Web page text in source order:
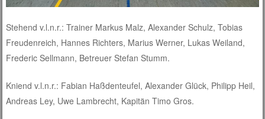
Stehend v.l.n.r.: Trainer Markus Malz, Alexander Schulz, Tobias
Freudenreich, Hannes Richters, Marius Werner, Lukas Weiland,
Frederic Sellmann, Betreuer Stefan Stumm.
Kniend v.l.n.r.: Fabian Haßdenteufel, Alexander Glück, Philipp Heil,
Andreas Ley, Uwe Lambrecht, Kapitän Timo Gros.